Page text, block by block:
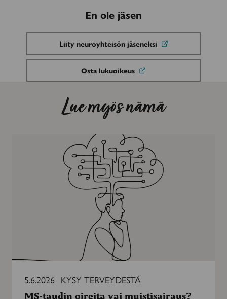
En ole jäsen
Liity neuroyhteisön jäseneksi
Osta lukuoikeus
Lue myös nämä
5.6.2026 KYSY TERVEYDESTÄ
MS-taudin oireita vai muistisairaus?